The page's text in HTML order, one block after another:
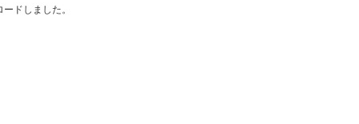
ドしました。